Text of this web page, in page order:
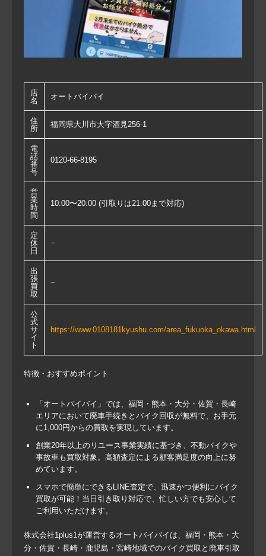
店
名
オートバイバイ
住
所
福岡県大川市大字酒見256-1
電
話
番
号
0120-66-8195
営
業
時
間
10:00〜20:00 (引取りは21:00まで対応)
定
休
日
−
出
張
買
取
−
公
式
サ
イ
ト
https://www.0108181kyushu.com/area_fukuoka_okawa.html
特徴・おすすめポイント
「オートバイバイ」では、福岡・熊本・大分・佐賀・長崎
エリアにおいて廃車手続きとバイク回収が無料で、お手元
に1,000円からの買取を実現しています。
創業20年以上のリユース事業実績に基づき、不動バイクや
事故車も買取対象。高額査定による顧客満足度の向上に努
めています。
スマホで簡単にできるLINE査定で、迅速かつ便利にバイク
買取が可能！当日引き取り対応で、忙しい方でも安心して
ご利用いただけます。
株式会社1plus1が運営するオートバイバイは、福岡・熊本・大
分・佐賀・長崎・鹿児島・宮崎地域でのバイク買取と廃車引取